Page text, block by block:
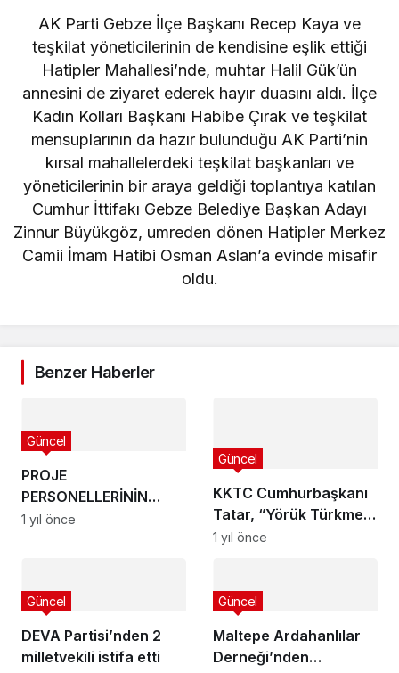
AK Parti Gebze İlçe Başkanı Recep Kaya ve
teşkilat yöneticilerinin de kendisine eşlik ettiği
Hatipler Mahallesi’nde, muhtar Halil Gük’ün
annesini de ziyaret ederek hayır duasını aldı. İlçe
Kadın Kolları Başkanı Habibe Çırak ve teşkilat
mensuplarının da hazır bulunduğu AK Parti’nin
kırsal mahallelerdeki teşkilat başkanları ve
yöneticilerinin bir araya geldiği toplantıya katılan
Cumhur İttifakı Gebze Belediye Başkan Adayı
Zinnur Büyükgöz, umreden dönen Hatipler Merkez
Camii İmam Hatibi Osman Aslan’a evinde misafir
oldu.
Benzer Haberler
PROJE
PERSONELLERİNİN
SÖZLEŞMELERİ DEVAM
Güncel
1 yıl önce
KKTC Cumhurbaşkanı
Tatar, “Yörük Türkmen
Şölenine Sahip
Güncel
1 yıl önce
DEVA Partisi’nden 2
milletvekili istifa etti
Güncel
Maltepe Ardahanlılar
Derneği’nden
Güncel